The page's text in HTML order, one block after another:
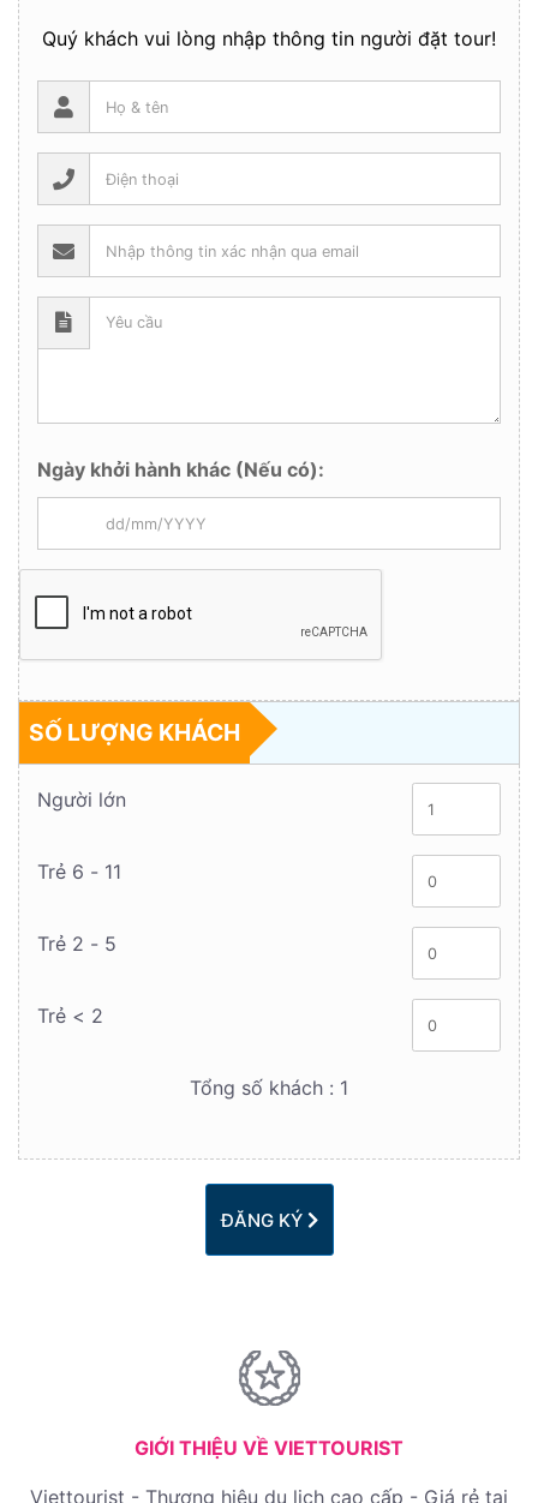
Quý khách vui lòng nhập thông tin người đặt tour!
Ngày khởi hành khác (Nếu có):
SỐ LƯỢNG KHÁCH
Người lớn
Trẻ 6 - 11
Trẻ 2 - 5
Trẻ < 2
Tổng số khách : 1
ĐĂNG KÝ
GIỚI THIỆU VỀ VIETTOURIST
Viettourist - Thương hiệu du lịch cao cấp - Giá rẻ tại